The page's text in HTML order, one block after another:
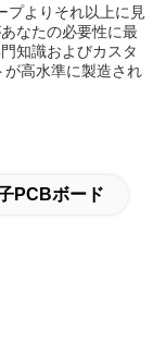
プよりそれ以上に見
なたの必要性に最
知識およびカスタ
高水準に製造され
PCBボード